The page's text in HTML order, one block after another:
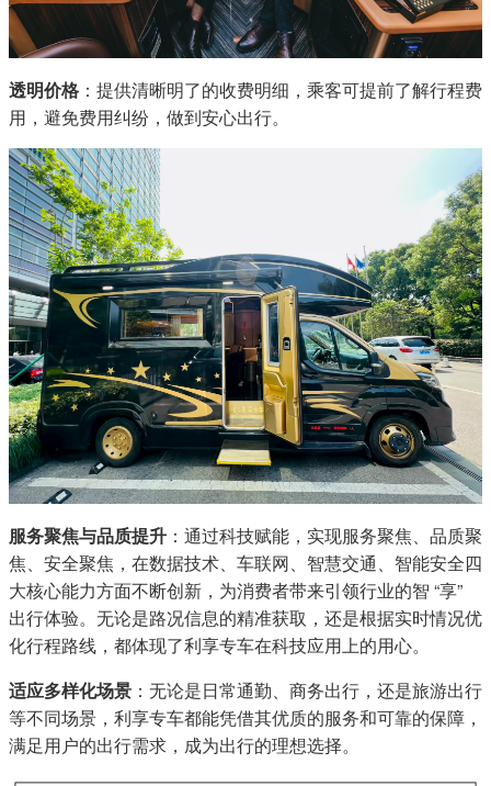
透明价格 ：提供清晰明了的收费明细，乘客可提前了解行程费
用，避免费用纠纷，做到安心出行。
服务聚焦与品质提升 ：通过科技赋能，实现服务聚焦、品质聚
焦、安全聚焦，在数据技术、车联网、智慧交通、智能安全四
大核心能力方面不断创新，为消费者带来引领行业的智 “享”
出行体验。无论是路况信息的精准获取，还是根据实时情况优
化行程路线，都体现了利享专车在科技应用上的用心。
适应多样化场景 ：无论是日常通勤、商务出行，还是旅游出行
等不同场景，利享专车都能凭借其优质的服务和可靠的保障，
满足用户的出行需求，成为出行的理想选择。